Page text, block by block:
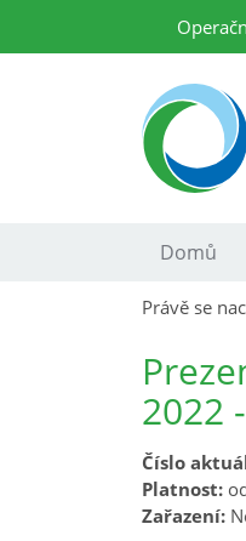
Domů
Právě se
2022
Číslo
Platnost:
Zařazení: